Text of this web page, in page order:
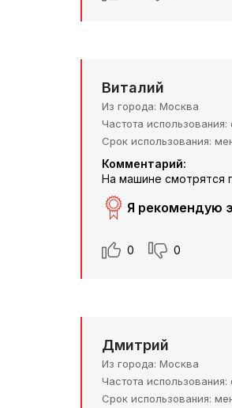
Виталий
Из города Москва
Частота использования
Срок использования
Комментарий:
На машине смотрятся
Я рекомендую
0 0
Дмитрий
Из города Москва
Частота использования
Срок использования